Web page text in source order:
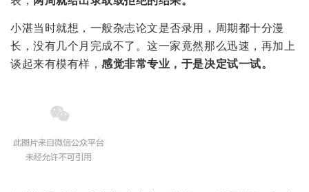
小湛当时就想，一般杂志论文是否录用，周期都十分漫
长，没有几个月完成不了。这一家竟然那么迅速，再加上
谈起来有模有样，感觉非常专业，于是决定试一试。